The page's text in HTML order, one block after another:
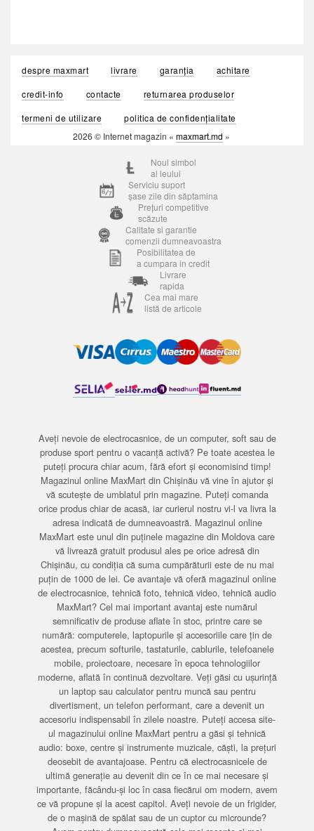
despre maxmart livrare garanția
achitare
credit-info
contacte
returnarea produselor
termeni de utilizare
politica de confidențialitate
2026 © Internet magazin « maxmart.md »
Noul simbol
al leului
Serviciu suport
șase zile din săptamina
Prețuri competitive
scăzute
Calitate si garantie
comenzii dumneavoastra
Posibilitatea de
a cumpara in credit
Livrare
rapida
Cea mai mare
listă de articole
Aveți nevoie de electrocasnice, de un computer, soft sau de
produse sport pentru o vacanță activă? Pe toate acestea le
puteți procura chiar acum, fără efort și economisind timp!
Magazinul online MaxMart din Chișinău vă vine în ajutor și
vă scutește de umblatul prin magazine. Puteți comanda
orice produs chiar de acasă, iar curierul nostru vi-l va livra la
adresa indicată de dumneavoastră. Magazinul online
MaxMart este unul din puținele magazine din Moldova care
vă livrează gratuit produsul ales pe orice adresă din
Chișinău, cu condiția că suma cumpărăturii este de nu mai
puțin de 1000 de lei. Ce avantaje vă oferă magazinul online
de electrocasnice, tehnică foto, tehnică video, tehnică audio
MaxMart? Cel mai important avantaj este numărul
semnificativ de produse aflate în stoc, printre care se
numără: computerele, laptopurile și accesoriile care țin de
acestea, precum softurile, tastaturile, cablurile, telefoanele
mobile, proiectoare, necesare în epoca tehnologiilor
moderne, aflată în continuă dezvoltare. Veți găsi cu ușurință
un laptop sau calculator pentru muncă sau pentru
divertisment, un telefon performant, care a devenit un
accesoriu indispensabil în zilele noastre. Puteți accesa site-
ul magazinului online MaxMart pentru a găsi și tehnică
audio: boxe, centre și instrumente muzicale, căști, la prețuri
deosebit de avantajoase. Pentru că electrocasnicele de
ultimă generație au devenit din ce în ce mai necesare și
importante, făcându-și loc în casa fiecărui om modern, avem
ce vă propune și la acest capitol. Aveți nevoie de un frigider,
de o mașină de spălat sau de un cuptor cu microunde?